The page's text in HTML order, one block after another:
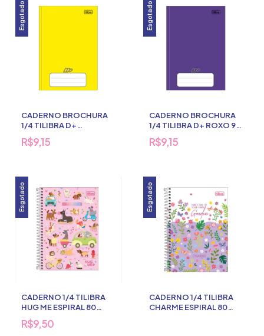
Esgotado
CADERNO BROCHURA
1/4 TILIBRA D+
AMARELO 96 FLS
R$9,15
Esgotado
CADERNO BROCHURA
1/4 TILIBRA D+ ROXO 96
FLS
R$9,15
Esgotado
CADERNO 1/4 TILIBRA
HUG ME ESPIRAL 80
FOLHAS
R$9,50
Esgotado
CADERNO 1/4 TILIBRA
CHARME ESPIRAL 80